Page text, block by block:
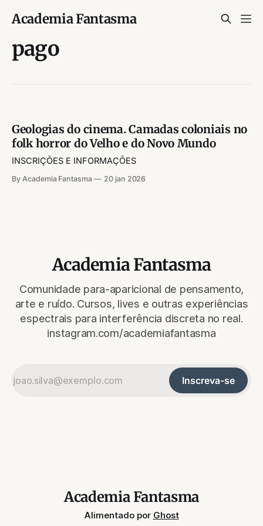
Academia Fantasma
pago
Geologias do cinema. Camadas coloniais no
folk horror do Velho e do Novo Mundo
INSCRIÇÕES E INFORMAÇÕES
By Academia Fantasma 20 jan 2026
Academia Fantasma
Comunidade para-aparicional de pensamento,
arte e ruído. Cursos, lives e outras experiências
espectrais para interferência discreta no real.
instagram.com/academiafantasma
Inscreva-se
Academia Fantasma
Alimentado por Ghost